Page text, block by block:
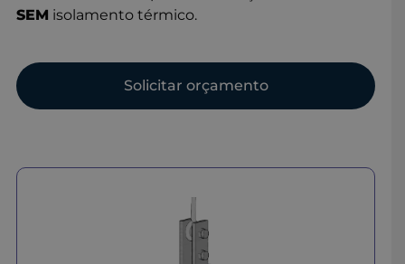
SEM isolamento térmico.
Solicitar orçamento